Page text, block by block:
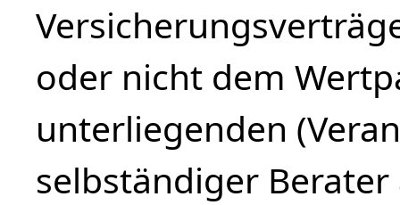
oder nicht dem
unterliegenden
selbständiger